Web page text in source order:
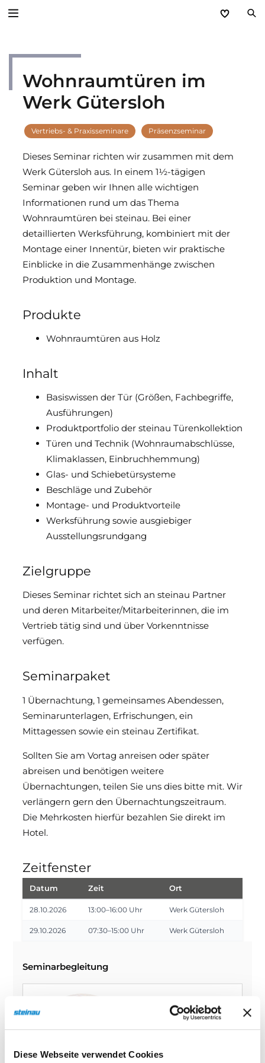
Diese Webseite verwendet Cookies
Service
Aktuelles
Händlerforum
KfW-Förderung
Programme
steinau Akademie
Downloads & Medien
DoP
Wohnraumtüren im
Werk Gütersloh
Vertriebs- & Praxisseminare Präsenzseminar
Dieses Seminar richten wir zusammen mit dem
Werk Gütersloh aus. In einem 1½-tägigen
Seminar geben wir Ihnen alle wichtigen
Informationen rund um das Thema
Wohnraumtüren bei steinau. Bei einer
detaillierten Werksführung, kombiniert mit der
Montage einer Innentür, bieten wir praktische
Einblicke in die Zusammenhänge zwischen
Produktion und Montage.
Produkte
Wohnraumtüren aus Holz
Inhalt
Basiswissen der Tür (Größen, Fachbegriffe,
Ausführungen)
Produktportfolio der steinau Türenkollektion
Türen und Technik (Wohnraumabschlüsse,
Klimaklassen, Einbruchhemmung)
Glas- und Schiebetürsysteme
Beschläge und Zubehör
Montage- und Produktvorteile
Werksführung sowie ausgiebiger
Ausstellungsrundgang
Zielgruppe
Dieses Seminar richtet sich an steinau Partner
und deren Mitarbeiter/Mitarbeiterinnen, die im
Vertrieb tätig sind und über Vorkenntnisse
verfügen.
Seminarpaket
1 Übernachtung, 1 gemeinsames Abendessen,
Seminarunterlagen, Erfrischungen, ein
Mittagessen sowie ein steinau Zertifikat.
Sollten Sie am Vortag anreisen oder später
abreisen und benötigen weitere
Übernachtungen, teilen Sie uns dies bitte mit. Wir
verlängern gern den Übernachtungszeitraum.
Die Mehrkosten hierfür bezahlen Sie direkt im
Hotel.
Zeitfenster
Datum Zeit Ort
28.10.2026 13:00–16:00 Uhr Werk Gütersloh
29.10.2026 07:30–15:00 Uhr Werk Gütersloh
Seminarbegleitung